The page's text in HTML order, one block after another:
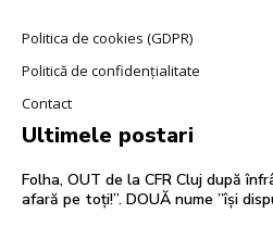
Politica de cookies (GDPR)
Politică de confidențialitate
Contact
Ultimele postari
Folha, OUT de la CFR Cluj după
afară pe toți!”. DOUĂ nume ”își